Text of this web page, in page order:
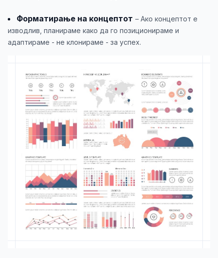
Форматирање на концептот – Ако концептот е
изводлив, планираме како да го позиционираме и
адаптираме - не клонираме - за успех.